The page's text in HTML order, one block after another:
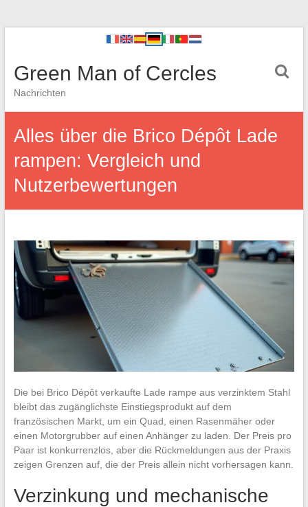
Green Man of Cercles
Nachrichten
Alles über die Brico Dépôt Lade
rampen: Vergleich und
Nutzerbewertungen
Die bei Brico Dépôt verkaufte Lade rampe aus verzinktem Stahl
bleibt das zugänglichste Einstiegsprodukt auf dem
französischen Markt, um ein Quad, einen Rasenmäher oder
einen Motorgrubber auf einen Anhänger zu laden. Der Preis pro
Paar ist konkurrenzlos, aber die Rückmeldungen aus der Praxis
zeigen Grenzen auf, die der Preis allein nicht vorhersagen kann.
Verzinkung und mechanische